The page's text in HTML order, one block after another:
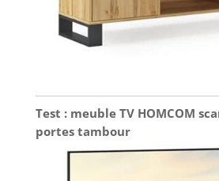
Test : meuble TV HOMCOM
portes tambour